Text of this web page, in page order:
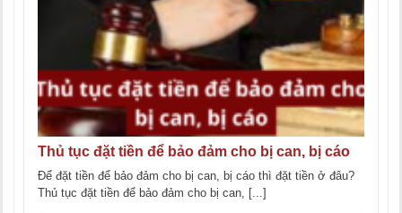
Thủ tục đặt tiền để bảo đảm cho bị can, bị cáo
Để đặt tiền để bảo đảm cho bị can, bị cáo thì đặt tiền ở đâu?
Thủ tục đặt tiền để bảo đảm cho bị can, [...]